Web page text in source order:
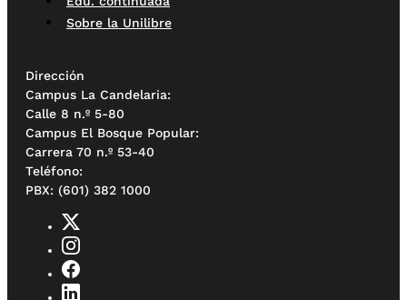
Sobre la Unilibre
Dirección
Campus La Candelaria:
Calle 8 n.º 5-80
Campus El Bosque Popular:
Carrera 70 n.º 53-40
Teléfono:
PBX: (601) 382 1000